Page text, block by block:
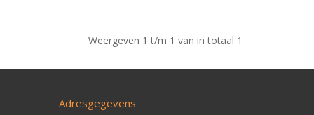
Weergeven 1 t/m 1 van in totaal 1
Adresgegevens